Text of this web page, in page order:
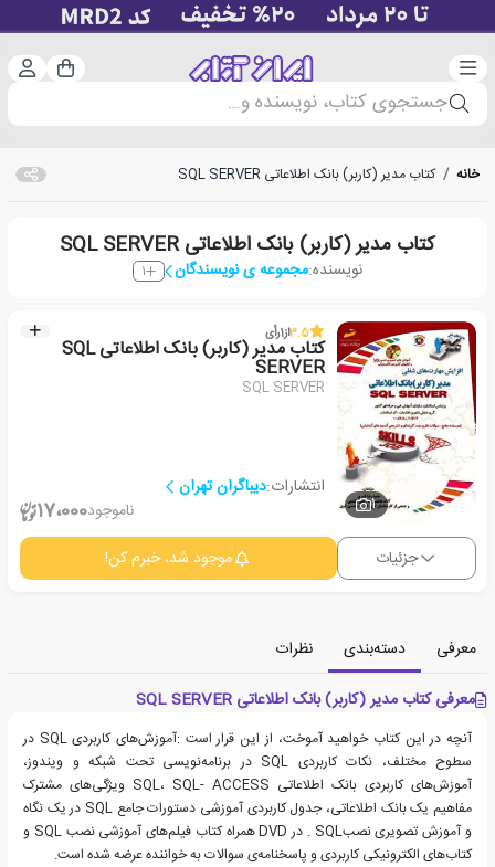
دسته‌بندی سبد
جستجوی کتاب، نویسنده و...
خانه / کتاب مدیر (کاربر) بانک اطلاعاتی SQL SERVER
کتاب مدیر (کاربر) بانک اطلاعاتی SQL SERVER
نویسنده:مجموعه ی نویسندگان 1
1
3.5از1رأی
کتاب مدیر (کاربر) بانک اطلاعاتی SQL
SERVER
SQL SERVER
انتشارات:دیباگران تهران
ناموجود17،000
جزئیات موجود شد، خبرم کن!
معرفی دسته‌بندی
نظرات
معرفی کتاب مدیر (کاربر) بانک اطلاعاتی SQL SERVER
آنچه در این کتاب خواهید آموخت، از این قرار است :آموزش‌های کاربردی SQL در
سطوح مختلف، نکات کاربردی SQL در برنامه‌نویسی تحت شبکه و ویندوز،
آموزش‌های کاربردی بانک اطلاعاتی SQL، SQL- ACCESS ویژگی‌های مشترک
مفاهیم یک بانک اطلاعاتی، جدول کاربردی آموزشی دستورات جامع SQL در یک نگاه
و آموزش تصویری نصبSQL . در DVD همراه کتاب فیلم‌های آموزشی نصب SQL و
کتاب‌های الکترونیکی کاربردی و پاسخنامه‌ی سوالات به خواننده عرضه شده است.